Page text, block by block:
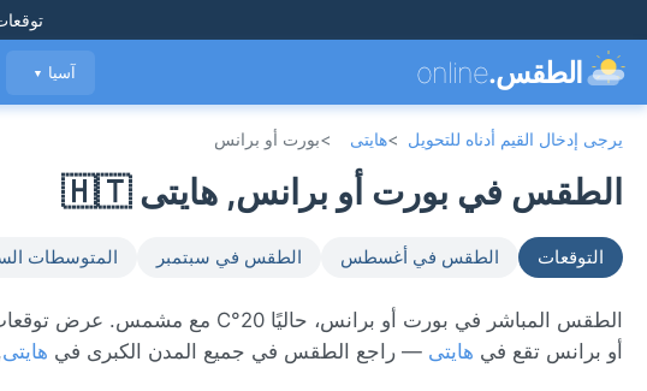
الطقس.online آسيا ▼
يرجى إدخال القيم أدناه للتحويل >هايتى >بورت أو برانس
الطقس في بورت أو برانس, هايتى 🇭🇹
التوقعات الطقس في أغسطس الطقس في سبتمبر المتوسطات
أو برانس تقع في هايتى — راجع الطقس في جميع المدن الكبرى في هايتى